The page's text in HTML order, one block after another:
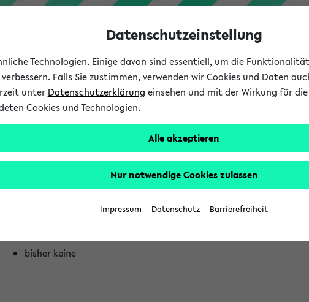
Studium
Verlauf
Zuletzt besuchte Einrichtungen
bisher keine
Datenschutzeinstellung
Technologien. Einige davon sind essentiell, um die
Falls Sie zustimmen, verwenden wir Cookies und Daten
unter Datenschutzerklärung einsehen und mit der Wirkung für
Cookies und Technologien.
Alle akzeptieren
Nur notwendige Cookies zulassen
Impressum Datenschutz Barrierefreiheit